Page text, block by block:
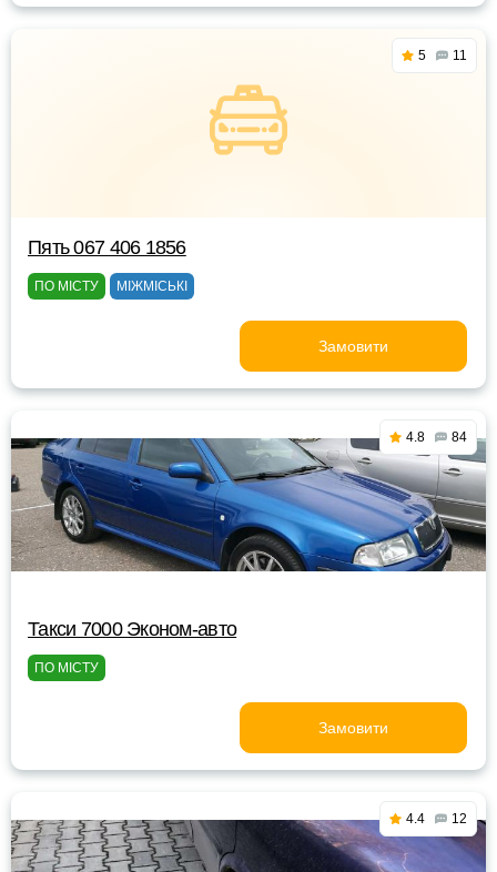
5 11
Пять 067 406 1856
ПО МІСТУ МІЖМІСЬКІ
Замовити
4.8 84
Такси 7000 Эконом-авто
ПО МІСТУ
Замовити
4.4 12